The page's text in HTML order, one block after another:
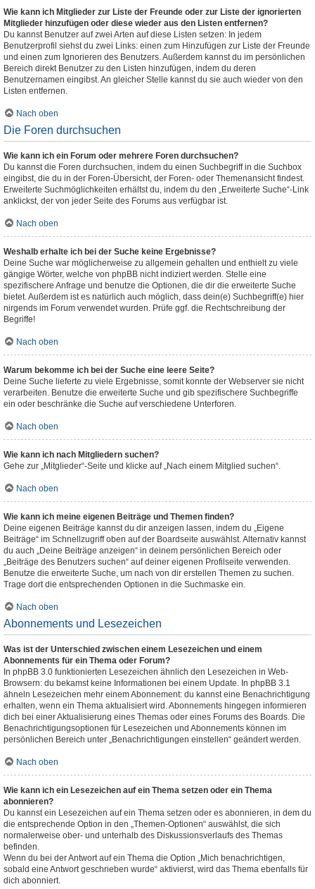
Wie kann ich Mitglieder zur Liste der Freunde oder zur Liste der ignorierten
Mitglieder hinzufügen oder diese wieder aus den Listen entfernen?
Du kannst Benutzer auf zwei Arten auf diese Listen setzen: In jedem
Benutzerprofil siehst du zwei Links: einen zum Hinzufügen zur Liste der Freunde
und einen zum Ignorieren des Benutzers. Außerdem kannst du im persönlichen
Bereich direkt Benutzer zu den Listen hinzufügen, indem du deren
Benutzernamen eingibst. An gleicher Stelle kannst du sie auch wieder von den
Listen entfernen.
Nach oben
Die Foren durchsuchen
Wie kann ich ein Forum oder mehrere Foren durchsuchen?
Du kannst die Foren durchsuchen, indem du einen Suchbegriff in die Suchbox
eingibst, die du in der Foren-Übersicht, der Foren- oder Themenansicht findest.
Erweiterte Suchmöglichkeiten erhältst du, indem du den „Erweiterte Suche“-Link
anklickst, der von jeder Seite des Forums aus verfügbar ist.
Nach oben
Weshalb erhalte ich bei der Suche keine Ergebnisse?
Deine Suche war möglicherweise zu allgemein gehalten und enthielt zu viele
gängige Wörter, welche von phpBB nicht indiziert werden. Stelle eine
spezifischere Anfrage und benutze die Optionen, die dir die erweiterte Suche
bietet. Außerdem ist es natürlich auch möglich, dass dein(e) Suchbegriff(e) hier
nirgends im Forum verwendet wurden. Prüfe ggf. die Rechtschreibung der
Begriffe!
Nach oben
Warum bekomme ich bei der Suche eine leere Seite?
Deine Suche lieferte zu viele Ergebnisse, somit konnte der Webserver sie nicht
verarbeiten. Benutze die erweiterte Suche und gib spezifischere Suchbegriffe
ein oder beschränke die Suche auf verschiedene Unterforen.
Nach oben
Wie kann ich nach Mitgliedern suchen?
Gehe zur „Mitglieder“-Seite und klicke auf „Nach einem Mitglied suchen“.
Nach oben
Wie kann ich meine eigenen Beiträge und Themen finden?
Deine eigenen Beiträge kannst du dir anzeigen lassen, indem du „Eigene
Beiträge“ im Schnellzugriff oben auf der Boardseite auswählst. Alternativ kannst
du auch „Deine Beiträge anzeigen“ in deinem persönlichen Bereich oder
„Beiträge des Benutzers suchen“ auf deiner eigenen Profilseite verwenden.
Benutze die erweiterte Suche, um nach von dir erstellen Themen zu suchen.
Trage dort die entsprechenden Optionen in die Suchmaske ein.
Nach oben
Abonnements und Lesezeichen
Was ist der Unterschied zwischen einem Lesezeichen und einem
Abonnements für ein Thema oder Forum?
In phpBB 3.0 funktionierten Lesezeichen ähnlich den Lesezeichen in Web-
Browsern: du bekamst keine Informationen bei einem Update. In phpBB 3.1
ähneln Lesezeichen mehr einem Abonnement: du kannst eine Benachrichtigung
erhalten, wenn ein Thema aktualisiert wird. Abonnements hingegen informieren
dich bei einer Aktualisierung eines Themas oder eines Forums des Boards. Die
Benachrichtigungsoptionen für Lesezeichen und Abonnements können im
persönlichen Bereich unter „Benachrichtigungen einstellen“ geändert werden.
Nach oben
Wie kann ich ein Lesezeichen auf ein Thema setzen oder ein Thema
abonnieren?
Du kannst ein Lesezeichen auf ein Thema setzen oder es abonnieren, in dem du
die entsprechende Option in den „Themen-Optionen“ auswählst, die sich
normalerweise ober- und unterhalb des Diskussionsverlaufs des Themas
befinden.
Wenn du bei der Antwort auf ein Thema die Option „Mich benachrichtigen,
sobald eine Antwort geschrieben wurde“ aktivierst, wird das Thema ebenfalls für
dich abonniert.